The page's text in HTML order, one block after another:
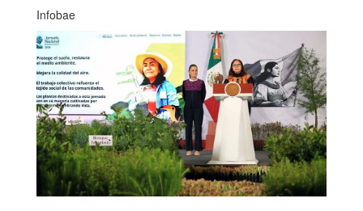
Infobae